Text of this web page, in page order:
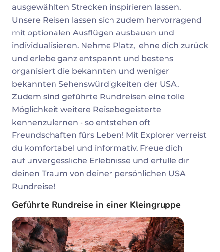
ausgewählten Strecken inspirieren lassen.
Unsere Reisen lassen sich zudem hervorragend
mit optionalen Ausflügen ausbauen und
individualisieren. Nehme Platz, lehne dich zurück
und erlebe ganz entspannt und bestens
organisiert die bekannten und weniger
bekannten Sehenswürdigkeiten der USA.
Zudem sind geführte Rundreisen eine tolle
Möglichkeit weitere Reisebegeisterte
kennenzulernen - so entstehen oft
Freundschaften fürs Leben! Mit Explorer verreist
du komfortabel und informativ. Freue dich
auf unvergessliche Erlebnisse und erfülle dir
deinen Traum von deiner persönlichen USA
Rundreise!
Geführte Rundreise in einer Kleingruppe